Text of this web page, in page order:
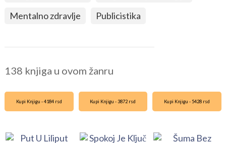
Mentalno zdravlje
Publicistika
138 knjiga u ovom žanru
Kupi Knjigu - 4184 rsd Kupi Knjigu - 3872 rsd Kupi Knjigu - 5428 rsd